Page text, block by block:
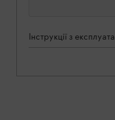
Інструкції з